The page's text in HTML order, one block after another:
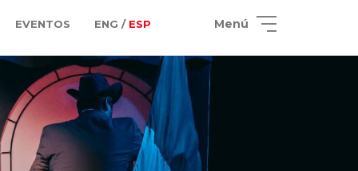
EVENTOS ENG / ESP Menú